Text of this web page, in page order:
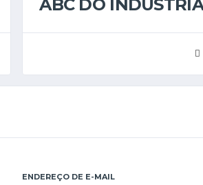
ABC DO
ENDEREÇO DE E-MAIL